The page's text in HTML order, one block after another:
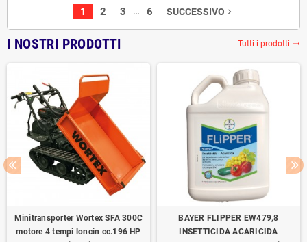
1
2 3 … 6 SUCCESSIVO navigate_next
I NOSTRI PRODOTTI Tutti i prodotti trending_flat
Minitransporter Wortex SFA 300C
motore 4 tempi loncin cc.196 HP
BAYER FLIPPER EW479,8
INSETTICIDA ACARICIDA